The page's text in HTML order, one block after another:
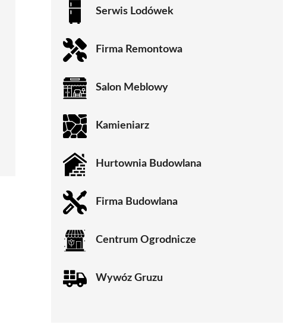
Serwis Lodówek
Firma Remontowa
Salon Meblowy
Kamieniarz
Hurtownia Budowlana
Firma Budowlana
Centrum Ogrodnicze
Wywóz Gruzu